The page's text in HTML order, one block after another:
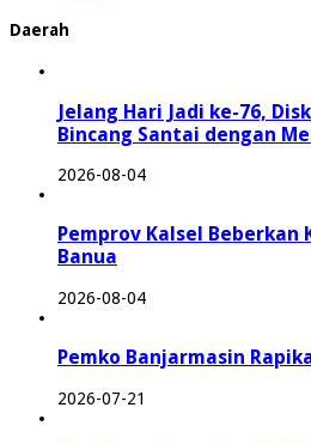
Daerah
Jelang Hari Jadi ke-76,
Bincang Santai dengan
2026-08-04
Pemprov Kalsel Beberkan
Banua
2026-08-04
Pemko Banjarmasin
2026-07-21